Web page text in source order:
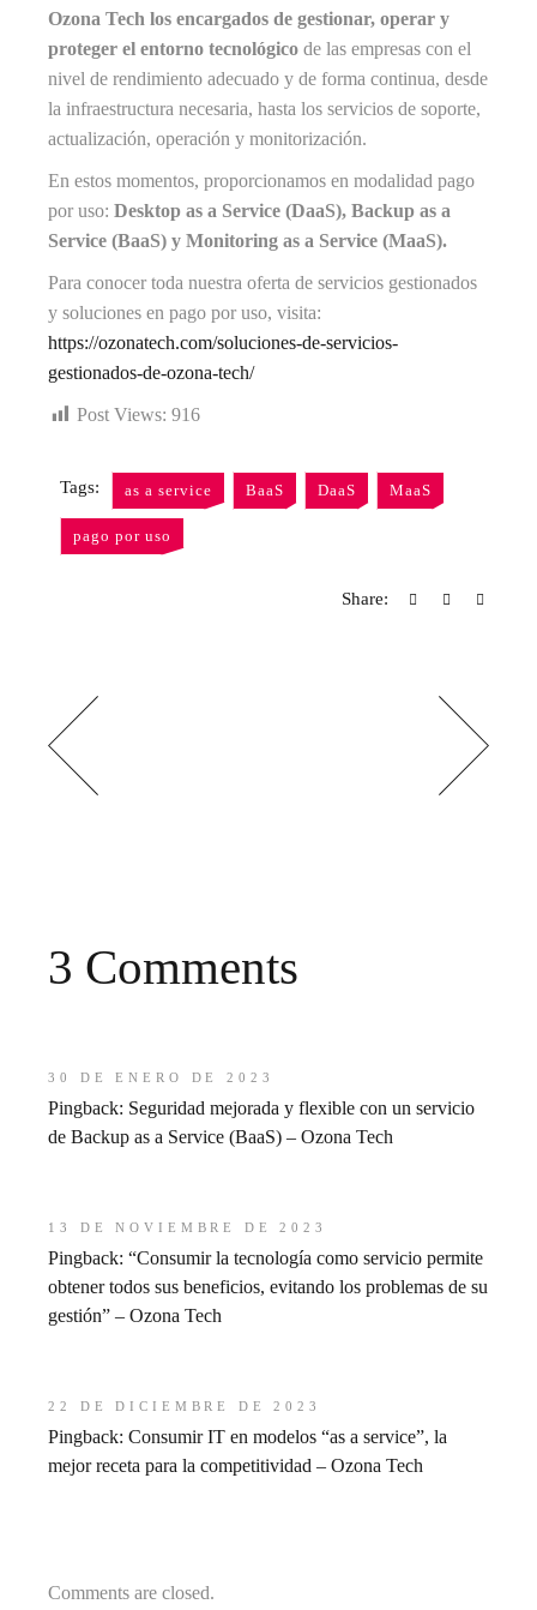
Ozona Tech los encargados de gestionar, operar y
proteger el entorno tecnológico de las empresas con el
nivel de rendimiento adecuado y de forma continua, desde
la infraestructura necesaria, hasta los servicios de soporte,
actualización, operación y monitorización.
En estos momentos, proporcionamos en modalidad pago
por uso: Desktop as a Service (DaaS), Backup as a
Service (BaaS) y Monitoring as a Service (MaaS).
Para conocer toda nuestra oferta de servicios gestionados
y soluciones en pago por uso, visita:
https://ozonatech.com/soluciones-de-servicios-
gestionados-de-ozona-tech/
Post Views: 916
Tags: as a service BaaS DaaS MaaS
pago por uso
Share:
3 Comments
30 DE ENERO DE 2023
Pingback: Seguridad mejorada y flexible con un servicio
de Backup as a Service (BaaS) – Ozona Tech
13 DE NOVIEMBRE DE 2023
Pingback:“Consumir la tecnología como servicio permite
obtener todos sus beneficios, evitando los problemas de su
gestión” – Ozona Tech
22 DE DICIEMBRE DE 2023
Pingback:Consumir IT en modelos “as a service”, la
mejor receta para la competitividad – Ozona Tech
Comments are closed.